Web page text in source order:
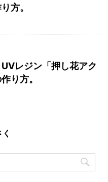
方。
レジン「押し花アク
り方。